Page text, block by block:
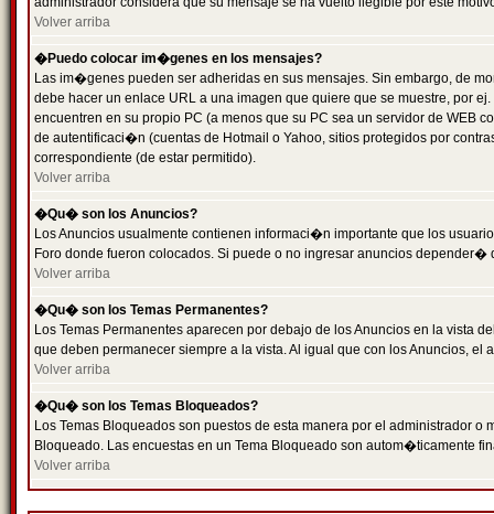
Volver arriba
�Puedo colocar im�genes en los mensajes?
Las im�genes pueden ser adheridas en sus mensajes. Sin embargo, de
debe hacer un enlace URL a una imagen que quiere que se muestre, por
encuentren en su propio PC (a menos que su PC sea un servidor de
de autentificaci�n (cuentas de Hotmail o Yahoo, sitios protegidos por
correspondiente (de estar permitido).
Volver arriba
�Qu� son los Anuncios?
Los Anuncios usualmente contienen informaci�n importante que los
Foro donde fueron colocados. Si puede o no ingresar anuncios
Volver arriba
�Qu� son los Temas Permanentes?
Los Temas Permanentes aparecen por debajo de los Anuncios en la
que deben permanecer siempre a la vista. Al igual que con los Anuncios,
Volver arriba
�Qu� son los Temas Bloqueados?
Los Temas Bloqueados son puestos de esta manera por el administrador
Bloqueado. Las encuestas en un Tema Bloqueado son autom�ticamente
Volver arriba